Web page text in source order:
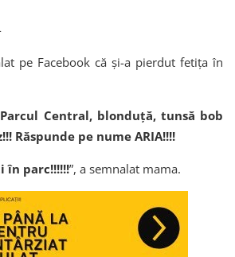
pe Facebook că și-a pierdut fetița în
Central, blonduță, tunsă bob
Răspunde pe nume ARIA!!!!
în parc!!!!!!”, a semnalat mama.